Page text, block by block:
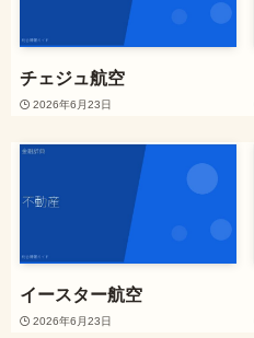
チェジュ航空
2026年6月23日
イースター航空
2026年6月23日